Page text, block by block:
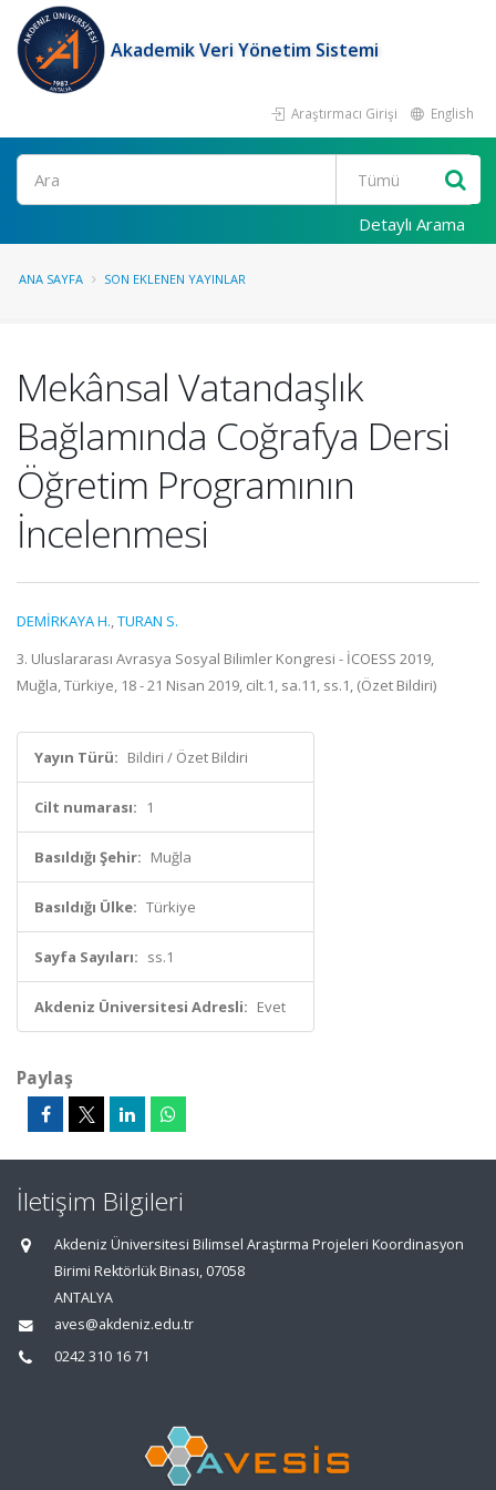
Akademik Veri Yönetim Sistemi
Araştırmacı Girişi English
Ara
Detaylı Arama
ANA SAYFA SON EKLENEN YAYINLAR
Mekânsal Vatandaşlık
Bağlamında Coğrafya Dersi
Öğretim Programının
İncelenmesi
DEMİRKAYA H.,TURAN S.
3. Uluslararası Avrasya Sosyal Bilimler Kongresi - İCOESS 2019,
Muğla, Türkiye, 18 - 21 Nisan 2019, cilt.1, sa.11, ss.1, (Özet Bildiri)
Yayın Türü: Bildiri / Özet Bildiri
Cilt numarası: 1
Basıldığı Şehir: Muğla
Basıldığı Ülke: Türkiye
Sayfa Sayıları: ss.1
Akdeniz Üniversitesi Adresli: Evet
Paylaş
İletişim Bilgileri
Akdeniz Üniversitesi Bilimsel Araştırma Projeleri Koordinasyon
Birimi Rektörlük Binası, 07058
ANTALYA
aves@akdeniz.edu.tr
0242 310 16 71